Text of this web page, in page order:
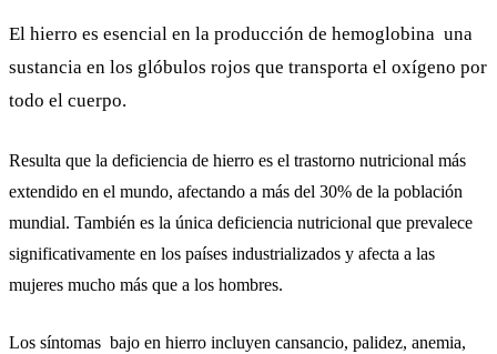
El hierro es esencial en la producción de hemoglobina una
sustancia en los glóbulos rojos que transporta el oxígeno por
todo el cuerpo.
Resulta que la deficiencia de hierro es el trastorno nutricional más
extendido en el mundo, afectando a más del 30% de la población
mundial. También es la única deficiencia nutricional que prevalece
significativamente en los países industrializados y afecta a las
mujeres mucho más que a los hombres.
Los síntomas bajo en hierro incluyen cansancio, palidez, anemia,